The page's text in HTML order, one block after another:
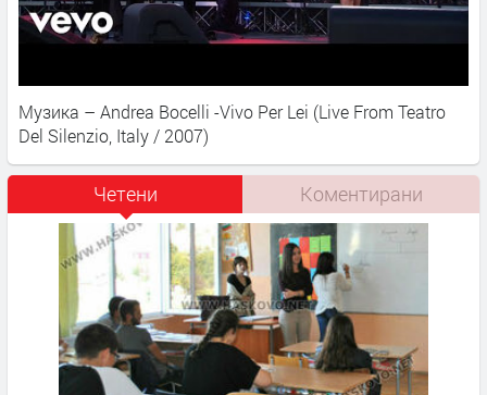
Музика – Andrea Bocelli -Vivo Per Lei (Live From Teatro
Del Silenzio, Italy / 2007)
Четени Коментирани